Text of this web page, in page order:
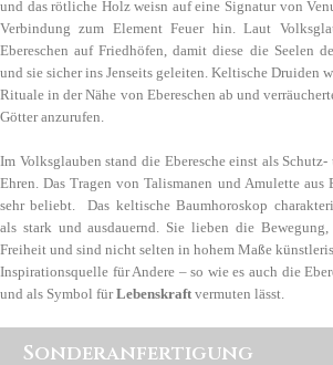
und das rötliche Holz weisn auf eine Signatur von
Verbindung zum Element Feuer hin. Laut
Ebereschen auf Friedhöfen, damit diese die Seelen
und sie sicher ins Jenseits geleiten. Keltische Druiden
Rituale in der Nähe von Ebereschen ab und
Götter anzurufen.
Im Volksglauben stand die Eberesche einst als
Ehren. Das Tragen von Talismanen und Amulette aus
sehr beliebt. Das keltische Baumhoroskop
als stark und ausdauernd. Sie lieben die
Freiheit und sind nicht selten in hohem Maße
Inspirationsquelle für Andere – so wie es auch die
und als Symbol fürLebenskraft vermuten lässt.
Sonderanfertigung